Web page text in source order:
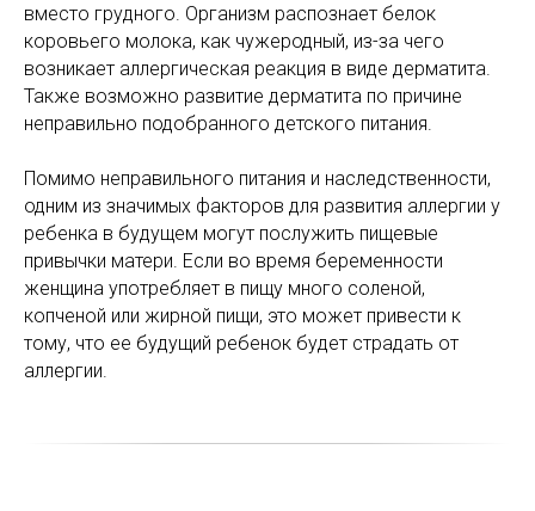
вместо грудного. Организм распознает белок
коровьего молока, как чужеродный, из-за чего
возникает аллергическая реакция в виде дерматита.
Также возможно развитие дерматита по причине
неправильно подобранного детского питания.
Помимо неправильного питания и наследственности,
одним из значимых факторов для развития аллергии у
ребенка в будущем могут послужить пищевые
привычки матери. Если во время беременности
женщина употребляет в пищу много соленой,
копченой или жирной пищи, это может привести к
тому, что ее будущий ребенок будет страдать от
аллергии.